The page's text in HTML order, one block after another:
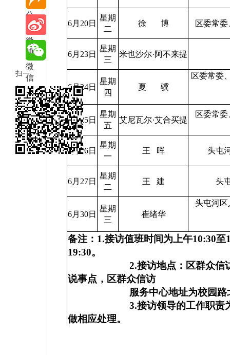
分
享
微
博
微
信
扫一
扫在
手机
打开
当前
页
6月20日
星期
二
徐 博 区委常
6月23日
星期
三
米也沙尔·阿不来提
6月24日
星期
四
夏 骥
区委常委
6月25日
星期
五
艾尼瓦尔·艾合买提
区委常
6月26日
星期
一
王 晖 头屯
6月27日
星期
二
王 建 头
6月30日
星期
三
崔绪华
头屯河
备注： 1.接访值班时间为上午10:30至
19:30。
2.接访地点：区群众信
说事点，区群众信访
服务中心地址为校园
3.接访领导的工作职责
做相应处理。